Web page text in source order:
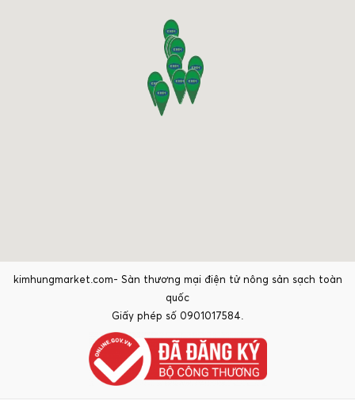
kimhungmarket.com- Sàn thương mại điện tử nông sản sạch toàn
quốc
Giấy phép số 0901017584.